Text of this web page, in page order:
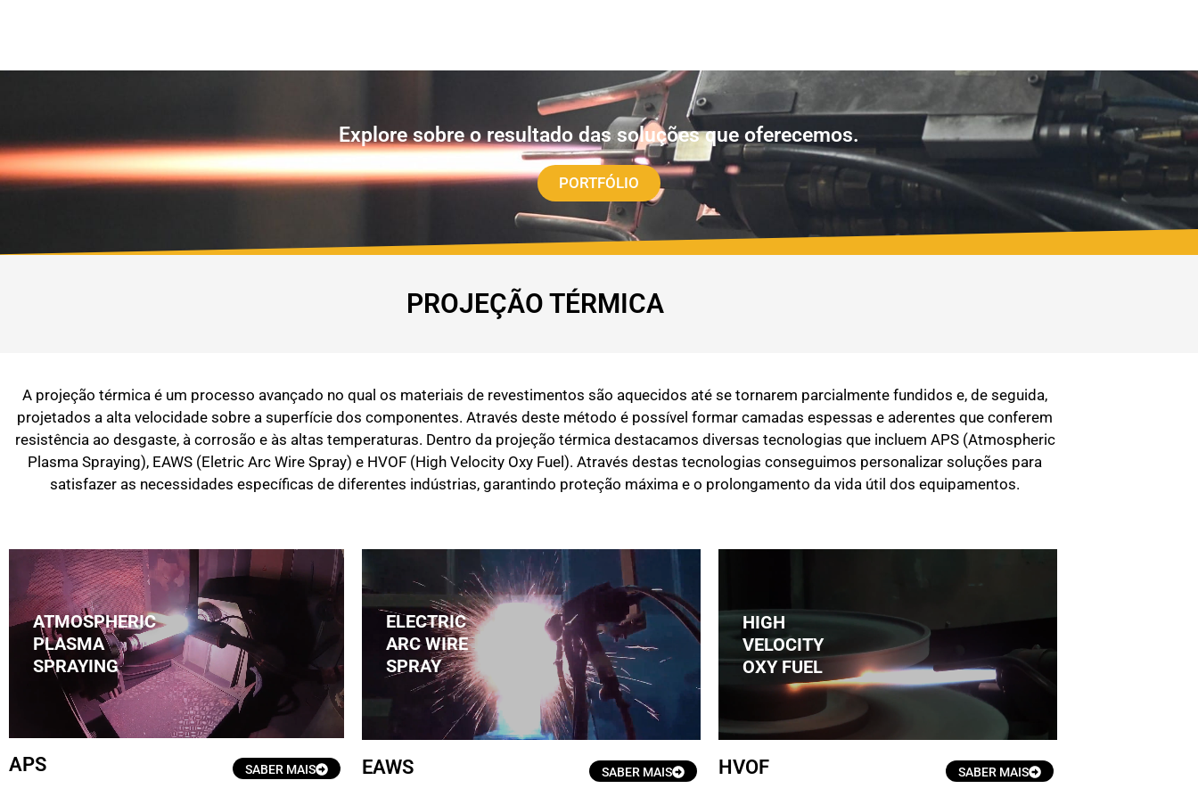
Explore sobre o resultado das soluções que oferecemos.
PORTFÓLIO
PROJEÇÃO TÉRMICA
A projeção térmica é um processo avançado no qual os materiais de revestimentos são aquecidos até se tornarem parcialmente fundidos e, de seguida,
projetados a alta velocidade sobre a superfície dos componentes. Através deste método é possível formar camadas espessas e aderentes que conferem
resistência ao desgaste, à corrosão e às altas temperaturas. Dentro da projeção térmica destacamos diversas tecnologias que incluem APS (Atmospheric
Plasma Spraying), EAWS (Eletric Arc Wire Spray) e HVOF (High Velocity Oxy Fuel). Através destas tecnologias conseguimos personalizar soluções para
satisfazer as necessidades específicas de diferentes indústrias, garantindo proteção máxima e o prolongamento da vida útil dos equipamentos.
ATMOSPHERIC
PLASMA
SPRAYING
Clique aqui
APS SABER MAIS
Clique aqui
EAWS SABER MAIS
ELECTRIC
ARC WIRE
SPRAY
Clique aqui
HVOF SABER MAIS
HIGH
VELOCITY
OXY FUEL